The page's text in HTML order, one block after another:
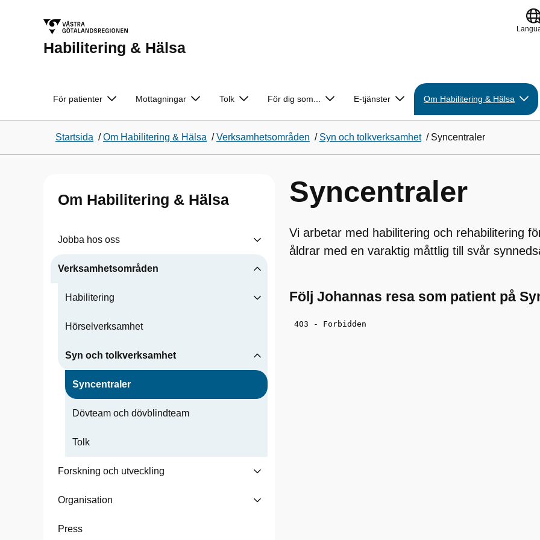
Habilitering & Hälsa
För patienter Mottagningar Tolk För dig som... E-tjänster Om Habilitering & Hälsa
Startsida /Om Habilitering & Hälsa /Verksamhetsområden / Syn och tolkverksamhet / Syncentraler
Om Habilitering & Hälsa
Jobba hos oss
Verksamhetsområden
Habilitering
Hörselverksamhet
Syn och tolkverksamhet
Syncentraler
Dövteam och dövblindteam
Tolk
Forskning och utveckling
Organisation
Press
Syncentraler
Vi arbetar med habilitering och rehabilitering
åldrar med en varaktig måttlig till svår
Följ Johannas resa som patient på